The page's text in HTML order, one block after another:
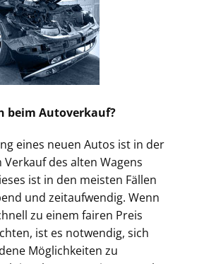
beim Autoverkauf?
eines neuen Autos ist in der
Verkauf des alten Wagens
ist in den meisten Fällen
und zeitaufwendig. Wenn
zu einem fairen Preis
ist es notwendig, sich
Möglichkeiten zu